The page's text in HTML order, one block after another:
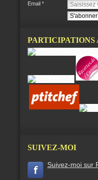
Email
SUIVEZ-MOI
Suivez-moi sur